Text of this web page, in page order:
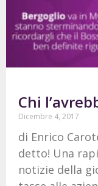
Chi
Dicembre 4, 2017
di Enrico
detto! Una
notizie della